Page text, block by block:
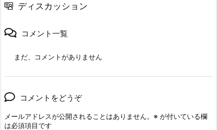
ディスカッション
コメント一覧
まだ、コメントがありません
コメントをどうぞ
メールアドレスが公開されることはありません。 ※ が付いている欄
は必須項目です